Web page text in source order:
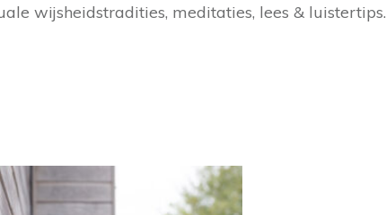
wijsheidstradities, meditaties, lees & luistertips.